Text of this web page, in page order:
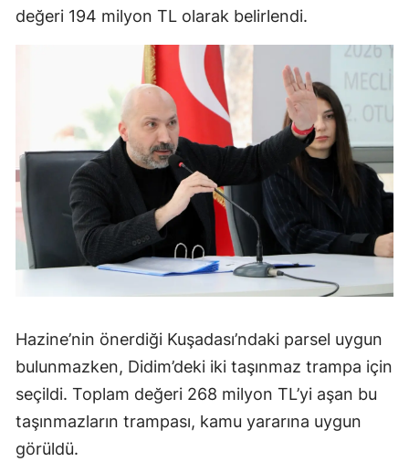
değeri 194 milyon TL olarak belirlendi.
Hazine’nin önerdiği Kuşadası’ndaki parsel uygun
bulunmazken, Didim’deki iki taşınmaz trampa için
seçildi. Toplam değeri 268 milyon TL’yi aşan bu
taşınmazların trampası, kamu yararına uygun
görüldü.